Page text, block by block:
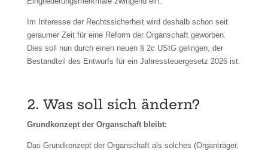
Im Interesse der Rechtssicherheit wird deshalb schon seit
geraumer Zeit für eine Reform der Organschaft geworben.
Dies soll nun durch einen neuen § 2c UStG gelingen, der
Bestandteil des Entwurfs für ein Jahressteuergesetz 2026 ist.
2. Was soll sich ändern?
Grundkonzept der Organschaft bleibt:
Das Grundkonzept der Organschaft als solches (Organträger,